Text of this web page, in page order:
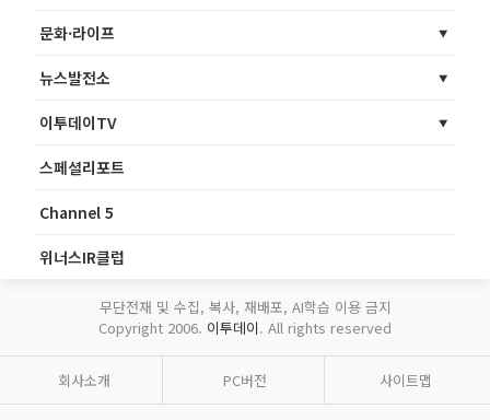
문화·라이프
뉴스발전소
이투데이TV
스페셜리포트
Channel 5
위너스IR클럽
무단전재 및 수집, 복사, 재배포, AI학습 이용 금지
Copyright 2006. 이투데이. All rights reserved
회사소개 PC버전 사이트맵